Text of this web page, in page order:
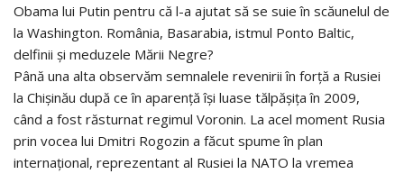
Obama lui Putin pentru că l-a ajutat să se suie în scăunelul de
la Washington. România, Basara­bia, istmul Ponto Baltic,
delfinii și meduzele Mării Negre?
Până una alta observăm semnalele revenirii în forță a Rusiei
la Chișinău după ce în aparență își luase tălpășița în 2009,
când a fost răsturnat regimul Voronin. La acel moment Rusia
prin vocea lui Dmitri Rogozin a făcut spume în plan
internațional, reprezentant al Rusiei la NATO la vremea